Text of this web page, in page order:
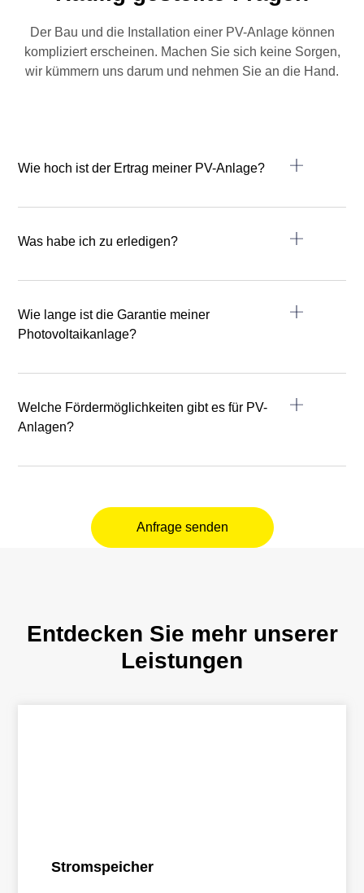
Der Bau und die Installation einer PV-Anlage können
kompliziert erscheinen. Machen Sie sich keine Sorgen,
wir kümmern uns darum und nehmen Sie an die Hand.
Wie hoch ist der Ertrag meiner PV-Anlage?
Was habe ich zu erledigen?
Wie lange ist die Garantie meiner
Photovoltaikanlage?
Welche Fördermöglichkeiten gibt es für PV-
Anlagen?
Anfrage senden
Entdecken Sie mehr unserer
Leistungen
Stromspeicher